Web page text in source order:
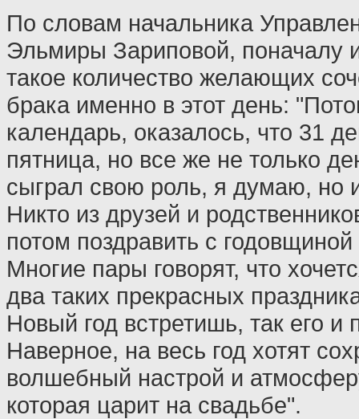
По словам начальника
Эльмиры Зариповой, поначалу
такое количество желающих
брака именно в этот день:
календарь, оказалось, что 31
пятница, но все же не только
сыграл свою роль, я думаю, но
Никто из друзей и
потом поздравить с
Многие пары говорят, что
два таких прекрасных
Новый год встретишь, так его и
Наверное, на весь год хотят
волшебный настрой и
которая царит на свадьбе".